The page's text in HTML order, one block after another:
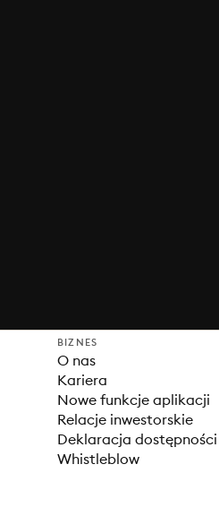
BIZNES
O nas
Kariera
Nowe funkcje aplikacji
Relacje inwestorskie
Deklaracja dostępności
Whistleblow